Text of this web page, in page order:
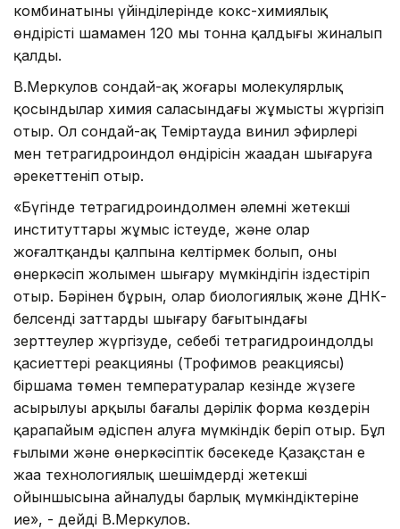
комбинатының үйінділерінде кокс-химиялық
өндірістің шамамен 120 мың тонна қалдығы жиналып
қалды.
В.Меркулов сондай-ақ жоғары молекулярлық
қосындылар химия саласындағы жұмысты жүргізіп
отыр. Ол сондай-ақ Теміртауда винил эфирлері
мен тетрагидроиндол өндірісін жаңадан шығаруға
әрекеттеніп отыр.
«Бүгінде тетрагидроиндолмен әлемнің жетекші
институттары жұмыс істеуде, және олар
жоғалтқанды қалпына келтірмек болып, оны
өнеркәсіп жолымен шығару мүмкіндігін іздестіріп
отыр. Бәрінен бұрын, олар биологиялық және ДНК-
белсенді заттарды шығару бағытындағы
зерттеулер жүргізуде, себебі тетрагидроиндолдың
қасиеттері реакцияның (Трофимов реакциясы)
біршама төмен температуралар кезінде жүзеге
асырылуы арқылы бағалы дәрілік форма көздерін
қарапайым әдіспен алуға мүмкіндік беріп отыр. Бұл
ғылыми және өнеркәсіптік бәсекеде Қазақстан ең
жаңа технологиялық шешімдердің жетекші
ойыншысына айналудың барлық мүмкіндіктеріне
ие», - дейді В.Меркулов.